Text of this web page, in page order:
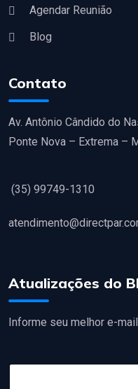
Agendar Reunião
Blog
Contato
Av. Antônio Cândido do
Ponte Nova – Extrema –
(35) 99749-1310
Atualizações do
Informe seu melhor e-
E